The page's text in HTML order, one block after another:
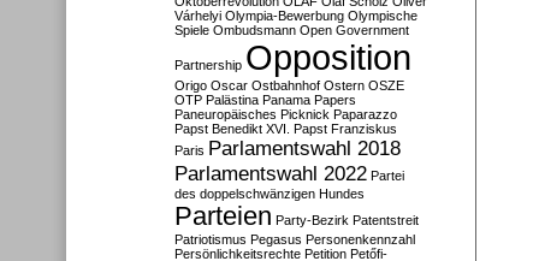
Várhelyi Olympia-Bewerbung Olympische
Spiele Ombudsmann Open Government
Partnership Opposition
Origo Oscar Ostbahnhof Ostern OSZE
OTP Palästina Panama Papers
Paneuropäisches Picknick Paparazzo
Papst Benedikt XVI. Papst Franziskus
Paris Parlamentswahl 2018
Parlamentswahl 2022 Partei
des doppelschwänzigen Hundes
Parteien Party-Bezirk Patentstreit
Patriotismus Pegasus Personenkennzahl
Persönlichkeitsrechte Petition Petőfi-